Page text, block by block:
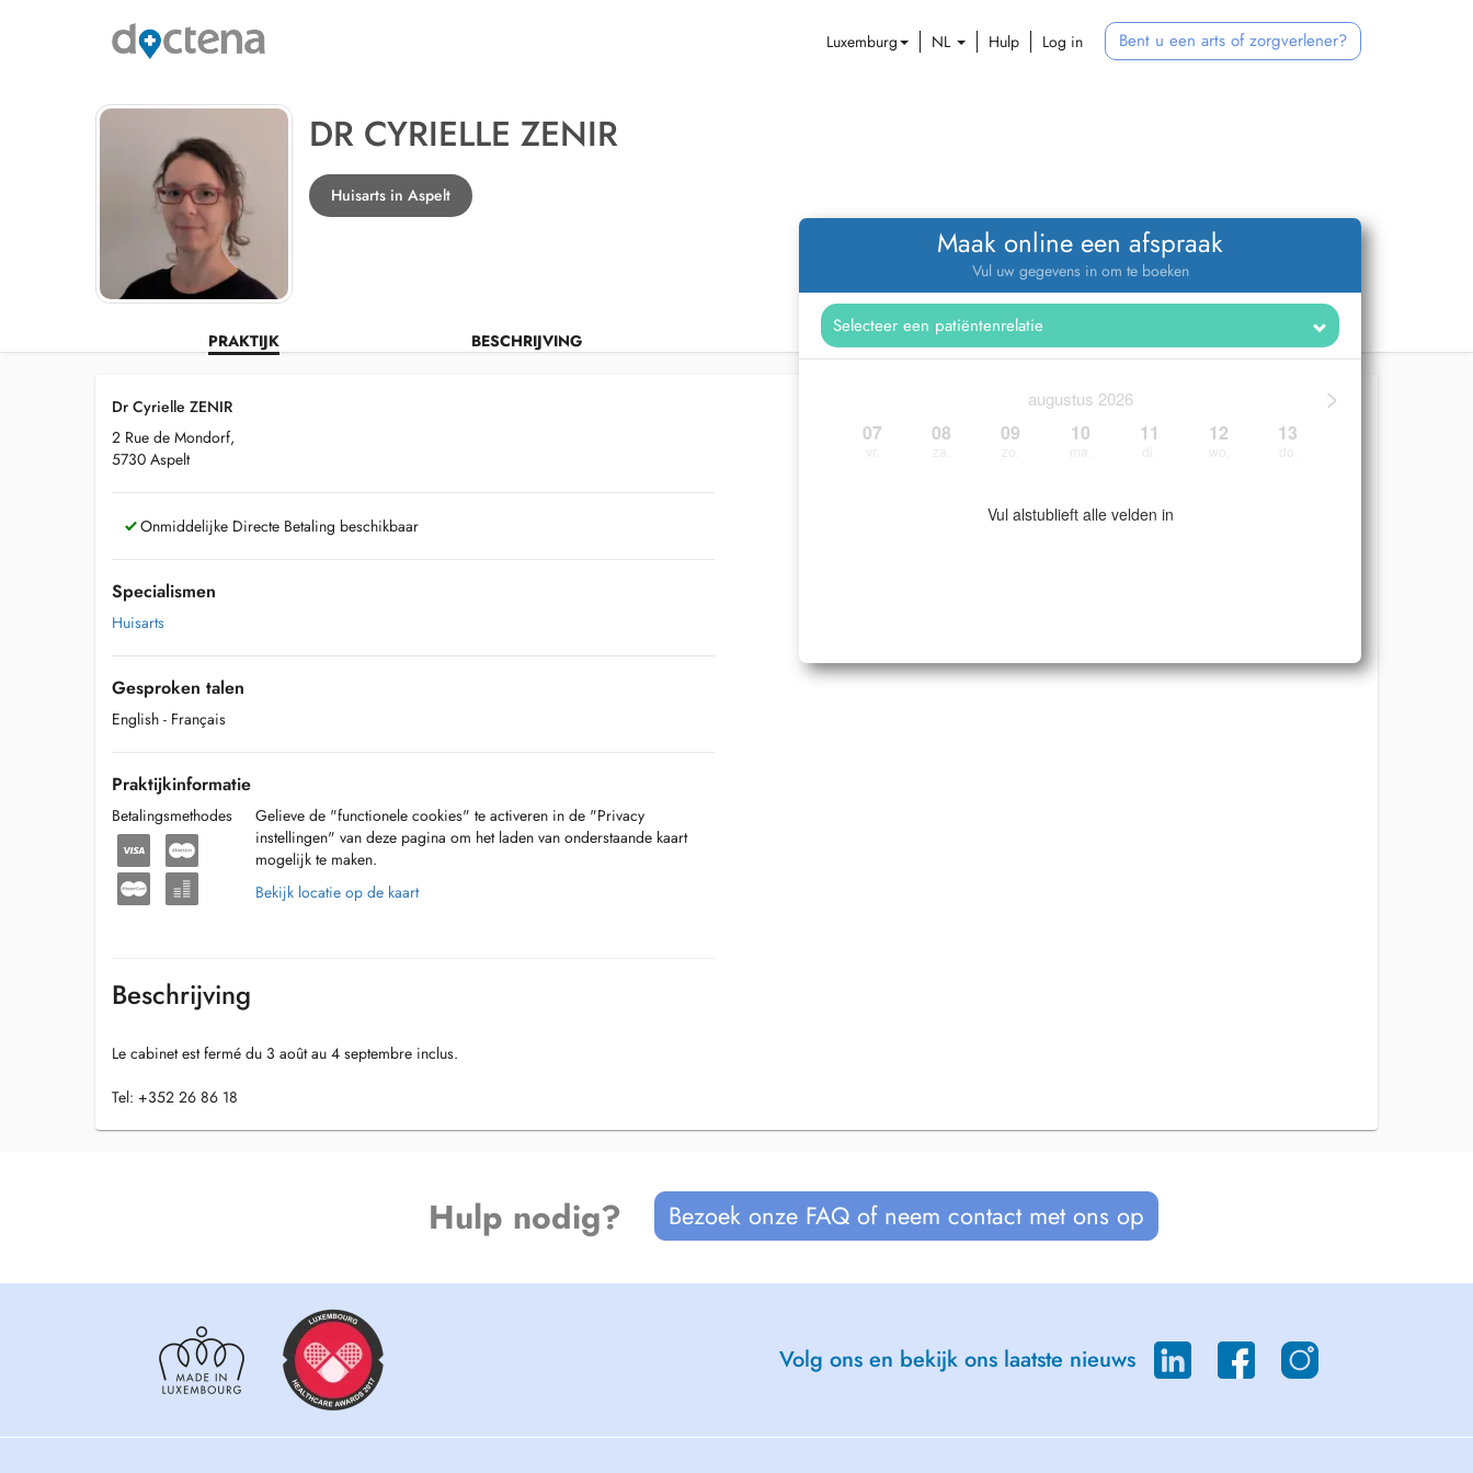
Luxemburg NL Hulp Log in Bent u een arts of zorgverlener?
DR CYRIELLE ZENIR
Huisarts in Aspelt
PRAKTIJK BESCHRIJVING
Maak online een afspraak
Vul uw gegevens in om te boeken
>
augustus 2026
07 08 09 10 11 12 13
Vul alstublieft alle velden in
Dr Cyrielle ZENIR
2 Rue de Mondorf,
5730 Aspelt
Onmiddelijke Directe Betaling beschikbaar
Specialismen
Huisarts
Gesproken talen
English - Français
Praktijkinformatie
Betalingsmethodes
Gelieve de "functionele cookies" te activeren in de "Privacy
instellingen" van deze pagina om het laden van onderstaande kaart
mogelijk te maken.
Bekijk locatie op de kaart
Beschrijving
Le cabinet est fermé du 3 août au 4 septembre inclus.
Tel: +352 26 86 18
Hulp nodig? Bezoek onze FAQ of neem contact met ons op
Volg ons en bekijk ons laatste nieuws